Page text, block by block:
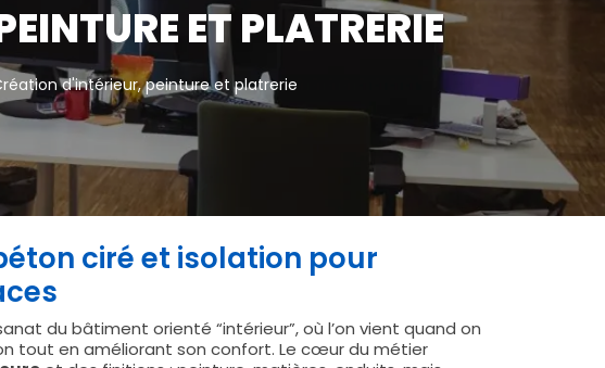
ET PLATRERIE
d'intérieur, peinture et platrerie
ciré et isolation pour
du bâtiment orienté “intérieur”, où l’on vient quand on
tout en améliorant son confort. Le cœur du métier